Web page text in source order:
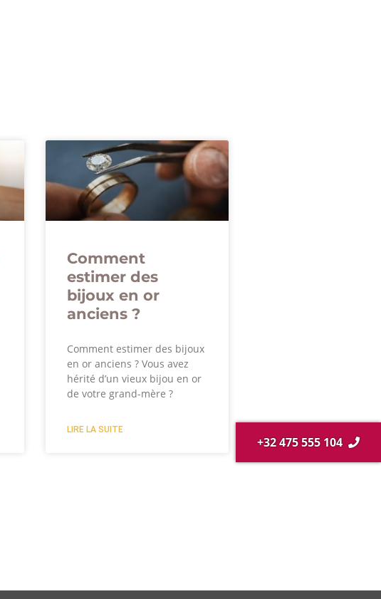
Comment
estimer des
bijoux en or
anciens ?
Comment estimer des bijoux
en or anciens ? Vous avez
hérité d’un vieux bijou en or
de votre grand-mère ?
LIRE LA SUITE
+32 475 555 104